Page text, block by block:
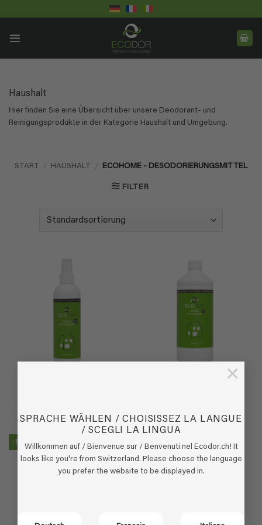
SPRACHE WÄHLEN / CHOISISSEZ LA LANGUE
/ SCEGLI LA LINGUA
Willkommen auf / Bienvenue sur / Benvenuti nel Ecodor.ch! It
looks like you're from Switzerland. Please choose the language
you prefer the website to be displayed in.
×
to
Haushalt
Hier finden Sie eine Übersicht über unsere Deodorant- und
Reinigungsprodukte in der Kategorie Haushalt und Umgebung.
START / HAUSHALT / ECOHOME - DESODORIERUNGSMITTEL
FILTER
Bewertet
5
€11,95
Bewertet
mit5von
€28,95
-15%